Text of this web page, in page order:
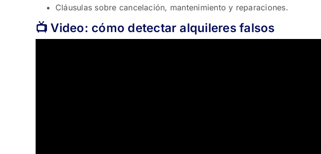
Cláusulas sobre cancelación, mantenimiento y reparaciones.
📺 Video: cómo detectar alquileres falsos